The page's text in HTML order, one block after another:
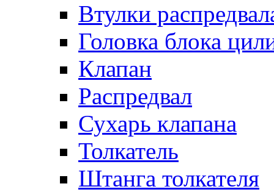
Втулки
Головка блока
Клапан
Распредвал
Сухарь клапана
Толкатель
Штанга толкателя